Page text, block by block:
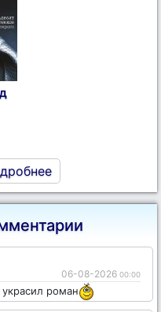
06-08-2026 00:00
роман